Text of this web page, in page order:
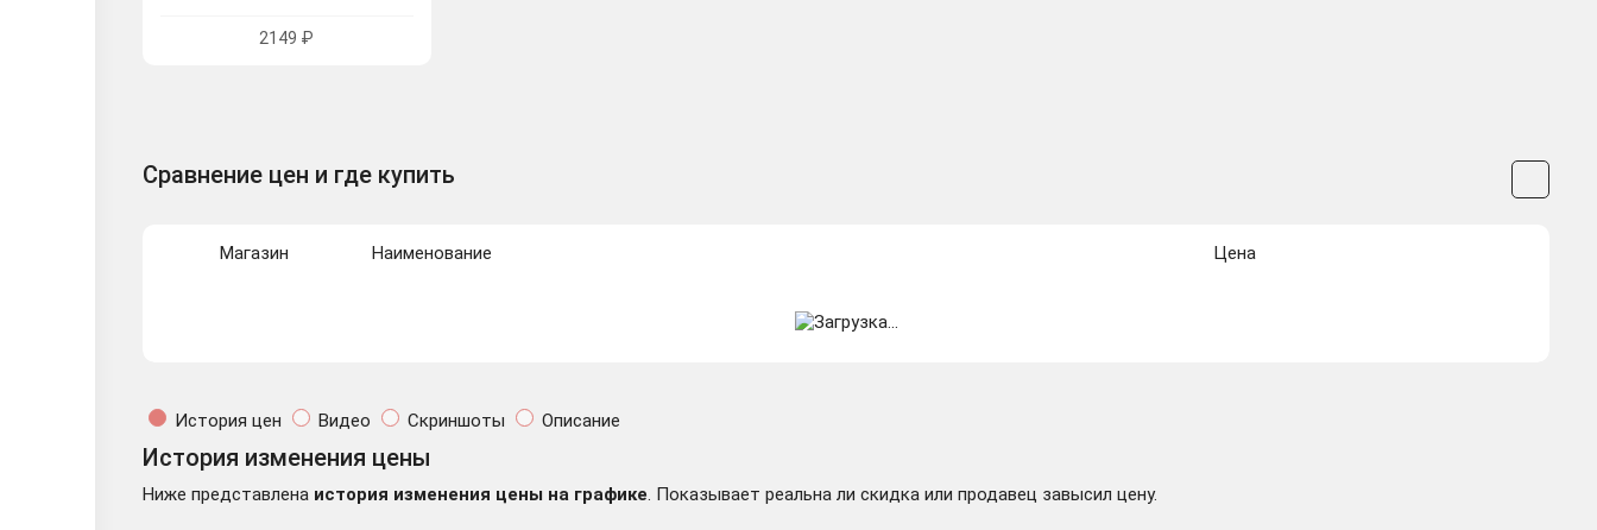
2149 ₽
Сравнение цен и где купить
Магазин Наименование Цена
История цен Видео Скриншоты Описание
История изменения цены
Ниже представлена история изменения цены на графике. Показывает реальна ли скидка или продавец завысил цену.